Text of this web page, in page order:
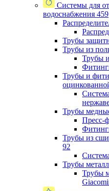
Системы для
водоснабжения 459
Трубы
Трубы из
Трубы
Трубы и
Трубы
Пресс-
Трубы из
92
Трубы
Трубы